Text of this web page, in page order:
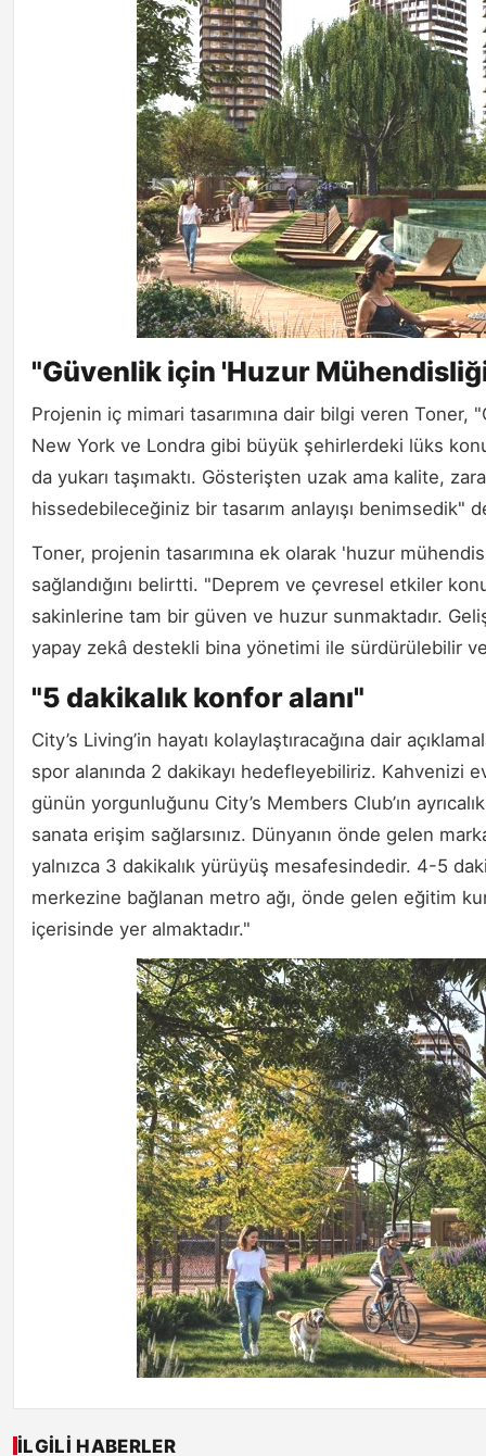
"Güvenlik için 'Huzur
Projenin iç mimari tasarımına dair bilgi veren Toner,
New York ve Londra gibi büyük şehirlerdeki lüks
da yukarı taşımaktı. Gösterişten uzak ama kalite,
hissedebileceğiniz bir tasarım anlayışı benimsedik"
Toner, projenin tasarımına ek olarak 'huzur
sağlandığını belirtti. "Deprem ve çevresel etkiler
sakinlerine tam bir güven ve huzur sunmaktadır.
yapay zekâ destekli bina yönetimi ile sürdürülebilir
"5 dakikalık konfor alanı"
City’s Living’in hayatı kolaylaştıracağına dair
spor alanında 2 dakikayı hedefleyebiliriz.
günün yorgunluğunu City’s Members Club’ın
sanata erişim sağlarsınız. Dünyanın önde gelen
yalnızca 3 dakikalık yürüyüş mesafesindedir. 4-5
merkezine bağlanan metro ağı, önde gelen eğitim
içerisinde yer almaktadır."
İLGILI HABERLER